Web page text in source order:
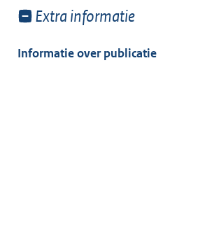
Toon
van:
Extra informatie
Informatie over publicatie